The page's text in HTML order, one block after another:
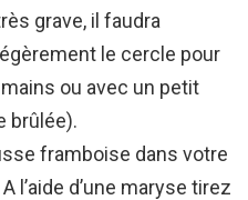
grave, il faudra
le cercle pour
ou avec un petit
brûlée).
framboise dans votre
l’aide d’une maryse tirez